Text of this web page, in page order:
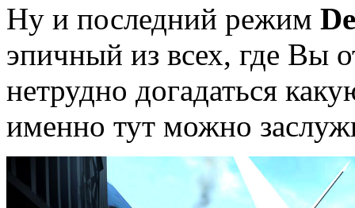
Ну и последний режим
эпичный из всех, где Вы
нетрудно догадаться
именно тут можно